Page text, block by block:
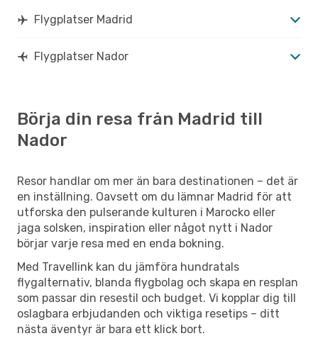
Flygplatser Madrid
Flygplatser Nador
Börja din resa från Madrid till
Nador
Resor handlar om mer än bara destinationen – det är
en inställning. Oavsett om du lämnar Madrid för att
utforska den pulserande kulturen i Marocko eller
jaga solsken, inspiration eller något nytt i Nador
börjar varje resa med en enda bokning.
Med Travellink kan du jämföra hundratals
flygalternativ, blanda flygbolag och skapa en resplan
som passar din resestil och budget. Vi kopplar dig till
oslagbara erbjudanden och viktiga resetips – ditt
nästa äventyr är bara ett klick bort.